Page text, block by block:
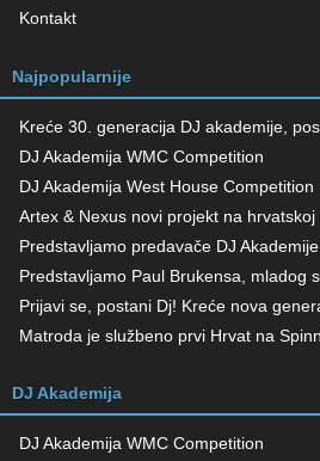
Kontakt
Najpopularnije
Kreće 30. generacija DJ akademije,
DJ Akademija WMC Competition
DJ Akademija West House Competition
Artex & Nexus novi projekt na
Predstavljamo predavače DJ Akademije
Predstavljamo Paul Brukensa, mladog
Prijavi se, postani Dj! Kreće nova
Matroda je službeno prvi Hrvat na
DJ Akademija
DJ Akademija WMC Competition